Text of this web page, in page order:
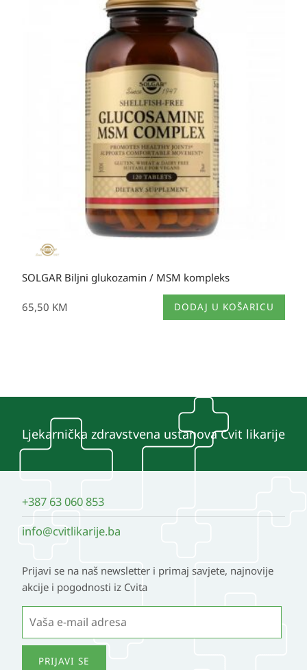
SOLGAR Biljni glukozamin / MSM kompleks
65,50 KM DODAJ U KOŠARICU
Ljekarnička zdravstvena ustanova Cvit likarije
+387 63 060 853
info@cvitlikarije.ba
Prijavi se na naš newsletter i primaj savjete, najnovije
akcije i pogodnosti iz Cvita